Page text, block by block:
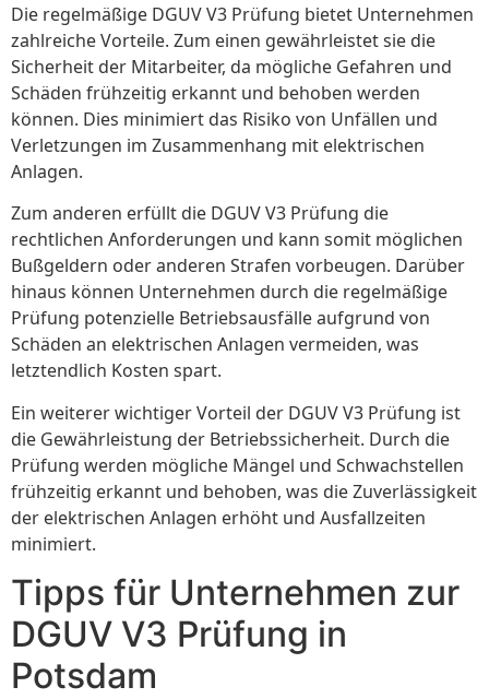
Die regelmäßige DGUV V3 Prüfung bietet Unternehmen
zahlreiche Vorteile. Zum einen gewährleistet sie die
Sicherheit der Mitarbeiter, da mögliche Gefahren und
Schäden frühzeitig erkannt und behoben werden
können. Dies minimiert das Risiko von Unfällen und
Verletzungen im Zusammenhang mit elektrischen
Anlagen.
Zum anderen erfüllt die DGUV V3 Prüfung die
rechtlichen Anforderungen und kann somit möglichen
Bußgeldern oder anderen Strafen vorbeugen. Darüber
hinaus können Unternehmen durch die regelmäßige
Prüfung potenzielle Betriebsausfälle aufgrund von
Schäden an elektrischen Anlagen vermeiden, was
letztendlich Kosten spart.
Ein weiterer wichtiger Vorteil der DGUV V3 Prüfung ist
die Gewährleistung der Betriebssicherheit. Durch die
Prüfung werden mögliche Mängel und Schwachstellen
frühzeitig erkannt und behoben, was die Zuverlässigkeit
der elektrischen Anlagen erhöht und Ausfallzeiten
minimiert.
Tipps für Unternehmen zur
DGUV V3 Prüfung in
Potsdam